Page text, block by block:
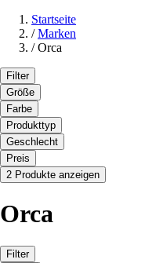
Startseite
/ Marken
/ Orca
Filter
Größe
Farbe
Produkttyp
Geschlecht
Preis
2 Produkte anzeigen
Orca
Filter